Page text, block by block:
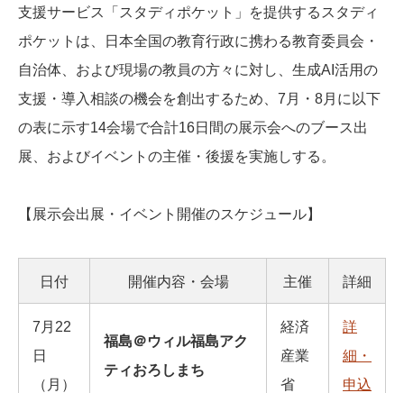
支援サービス「スタディポケット」を提供するスタディ
ポケットは、日本全国の教育行政に携わる教育委員会・
自治体、および現場の教員の方々に対し、生成AI活用の
支援・導入相談の機会を創出するため、7月・8月に以下
の表に示す14会場で合計16日間の展示会へのブース出
展、およびイベントの主催・後援を実施しする。
【展示会出展・イベント開催のスケジュール】
日付 開催内容・会場 主催 詳細
7⽉22
⽇
（⽉）
福島＠ウィル福島アク
ティおろしまち
経済
産業
省
詳
細・
申込